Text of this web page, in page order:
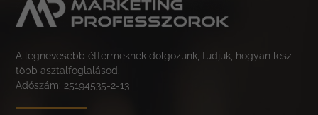
A legnevesebb éttermeknek dolgozunk, tudjuk, hogyan lesz
több asztalfoglalásod.
Adószám: 25194535-2-13